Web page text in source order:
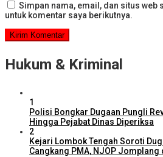
Simpan nama, email, dan situs web
untuk komentar saya berikutnya.
Hukum & Kriminal
1
Polisi Bongkar Dugaan Pungli
Hingga Pejabat Dinas Diperiksa
2
Kejari Lombok Tengah Soroti
Cangkang PMA, NJOP